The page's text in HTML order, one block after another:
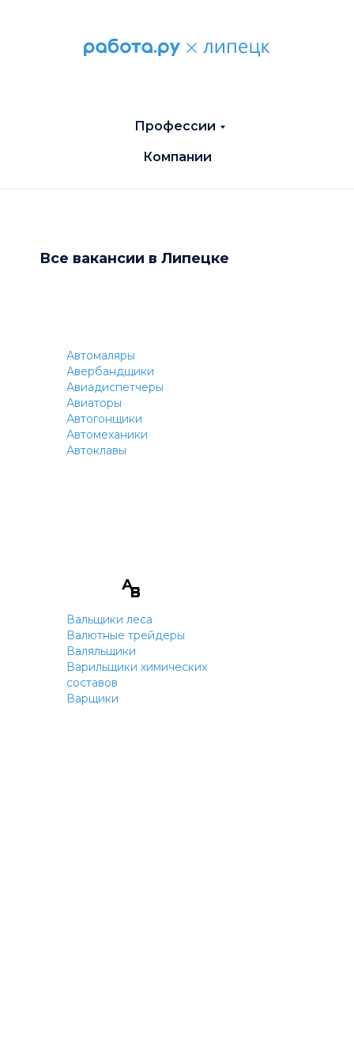
Профессии
Компании
Все вакансии в Липецке
АВ
Б
Вальщики леса
Валютные трейдеры
Валяльщики
Варильщики химических
составов
Варщики
Г
Автомаляры
Авербандщики
Авиадиспетчеры
Авиаторы
Автогонщики
Автомеханики
Автоклавы